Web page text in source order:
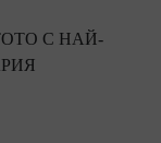
С НАЙ-